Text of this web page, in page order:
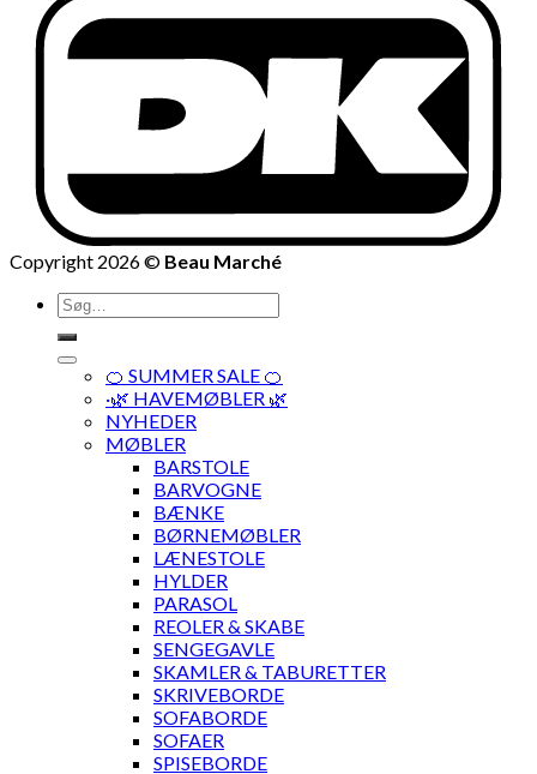
Copyright 2026 © Beau Marché
Søg
efter:
🍊 SUMMER SALE 🍊
·🌿 HAVEMØBLER 🌿
NYHEDER
MØBLER
BARSTOLE
BARVOGNE
BÆNKE
BØRNEMØBLER
LÆNESTOLE
HYLDER
PARASOL
REOLER & SKABE
SENGEGAVLE
SKAMLER & TABURETTER
SKRIVEBORDE
SOFABORDE
SOFAER
SPISEBORDE